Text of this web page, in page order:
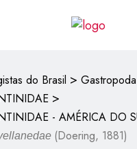
do Brasil > Gastropoda
>
- AMÉRICA DO
(Doering, 1881)